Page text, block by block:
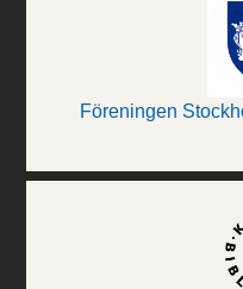
Föreningen